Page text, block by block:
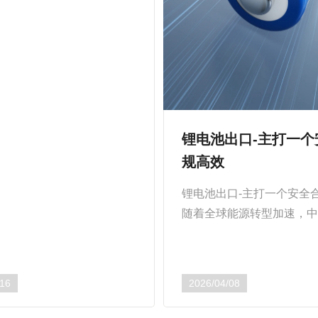
锂电池出口-主打一
规高效
锂电池出口-主打一个安全
随着全球能源转型加速，
（TWh），其中超75%由...
2026/04/08